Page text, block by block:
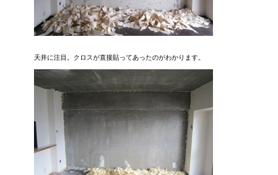
天井に注目。クロスが直接貼ってあったのがわかります。